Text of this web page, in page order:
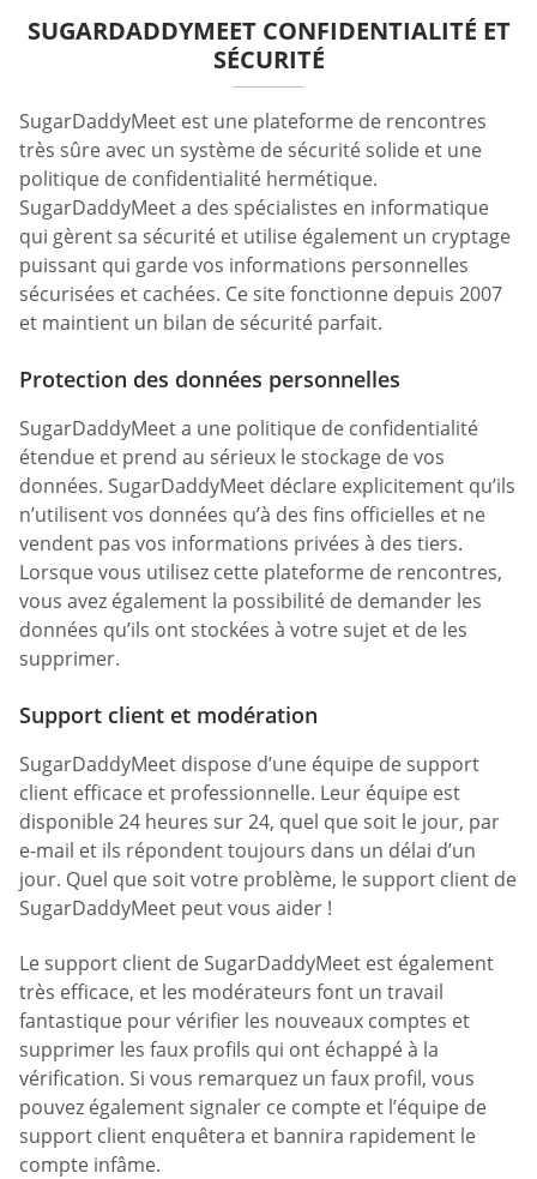
SUGARDADDYMEET CONFIDENTIALITÉ ET
SÉCURITÉ
SugarDaddyMeet est une plateforme de rencontres
très sûre avec un système de sécurité solide et une
politique de confidentialité hermétique.
SugarDaddyMeet a des spécialistes en informatique
qui gèrent sa sécurité et utilise également un cryptage
puissant qui garde vos informations personnelles
sécurisées et cachées. Ce site fonctionne depuis 2007
et maintient un bilan de sécurité parfait.
Protection des données personnelles
SugarDaddyMeet a une politique de confidentialité
étendue et prend au sérieux le stockage de vos
données. SugarDaddyMeet déclare explicitement qu’ils
n’utilisent vos données qu’à des fins officielles et ne
vendent pas vos informations privées à des tiers.
Lorsque vous utilisez cette plateforme de rencontres,
vous avez également la possibilité de demander les
données qu’ils ont stockées à votre sujet et de les
supprimer.
Support client et modération
SugarDaddyMeet dispose d’une équipe de support
client efficace et professionnelle. Leur équipe est
disponible 24 heures sur 24, quel que soit le jour, par
e-mail et ils répondent toujours dans un délai d’un
jour. Quel que soit votre problème, le support client de
SugarDaddyMeet peut vous aider !
Le support client de SugarDaddyMeet est également
très efficace, et les modérateurs font un travail
fantastique pour vérifier les nouveaux comptes et
supprimer les faux profils qui ont échappé à la
vérification. Si vous remarquez un faux profil, vous
pouvez également signaler ce compte et l’équipe de
support client enquêtera et bannira rapidement le
compte infâme.